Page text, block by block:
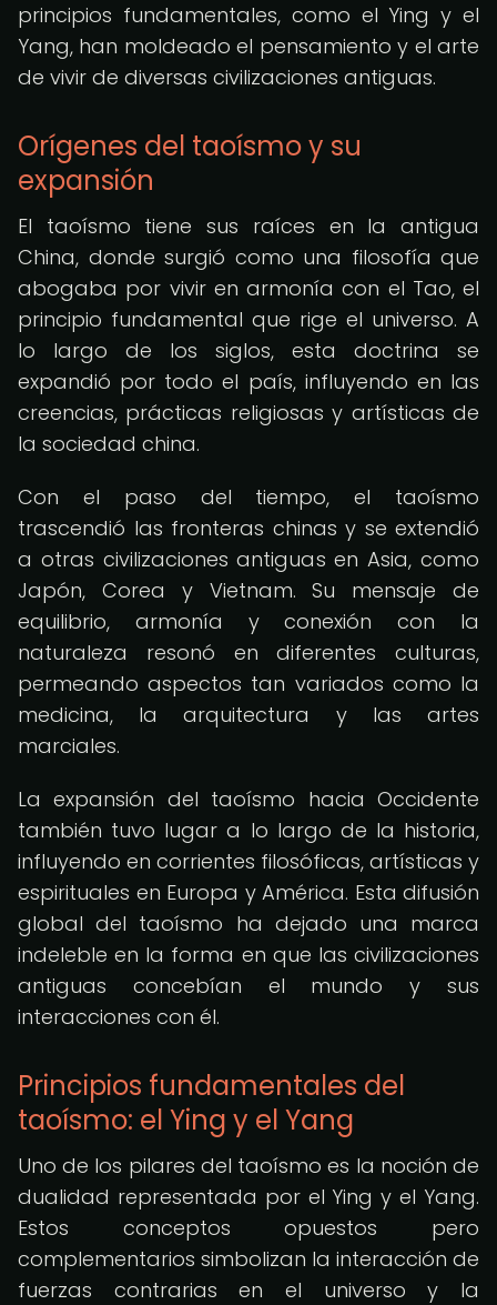
principios fundamentales, como el Ying y el
Yang, han moldeado el pensamiento y el arte
de vivir de diversas civilizaciones antiguas.
Orígenes del taoísmo y su
expansión
El taoísmo tiene sus raíces en la antigua
China, donde surgió como una filosofía que
abogaba por vivir en armonía con el Tao, el
principio fundamental que rige el universo. A
lo largo de los siglos, esta doctrina se
expandió por todo el país, influyendo en las
creencias, prácticas religiosas y artísticas de
la sociedad china.
Con el paso del tiempo, el taoísmo
trascendió las fronteras chinas y se extendió
a otras civilizaciones antiguas en Asia, como
Japón, Corea y Vietnam. Su mensaje de
equilibrio, armonía y conexión con la
naturaleza resonó en diferentes culturas,
permeando aspectos tan variados como la
medicina, la arquitectura y las artes
marciales.
La expansión del taoísmo hacia Occidente
también tuvo lugar a lo largo de la historia,
influyendo en corrientes filosóficas, artísticas y
espirituales en Europa y América. Esta difusión
global del taoísmo ha dejado una marca
indeleble en la forma en que las civilizaciones
antiguas concebían el mundo y sus
interacciones con él.
Principios fundamentales del
taoísmo: el Ying y el Yang
Uno de los pilares del taoísmo es la noción de
dualidad representada por el Ying y el Yang.
Estos conceptos opuestos pero
complementarios simbolizan la interacción de
fuerzas contrarias en el universo y la